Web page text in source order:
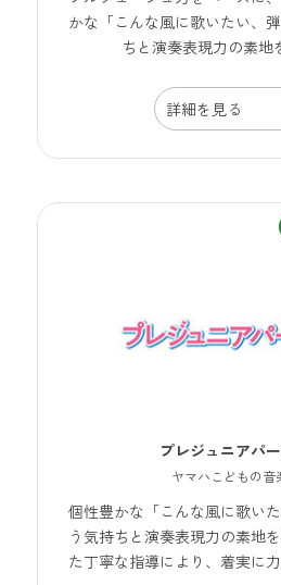
かな「こんな風に歌いたい、
ちと演奏表現力の素地
詳細を見る
プレジュニアパ
ヤマハこどもの音
個性豊かな「こんな風に歌い
う気持ちと演奏表現力の素地
た丁寧な指導により、着実に